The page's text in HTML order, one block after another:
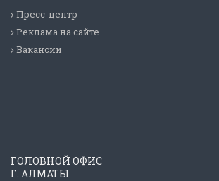
Пресс-центр
Реклама на сайте
Вакансии
ГОЛОВНОЙ ОФИС
Г. АЛМАТЫ